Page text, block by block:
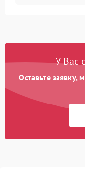
карбюратора
фильтра
Неисправность
У Вас
Оставьте